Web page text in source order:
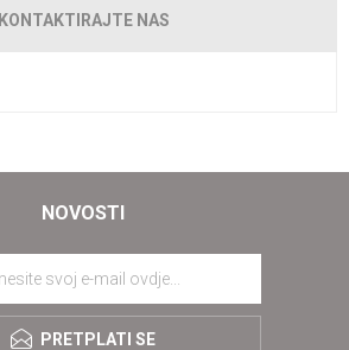
KONTAKTIRAJTE NAS
NOVOSTI
PRETPLATI SE